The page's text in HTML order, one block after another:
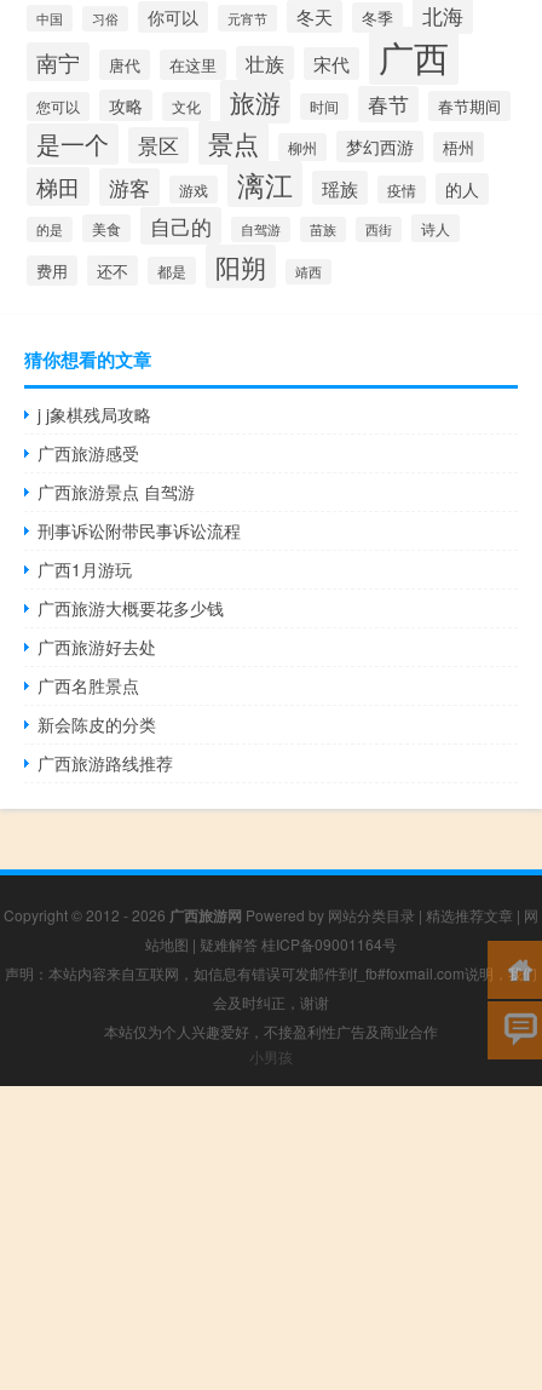
中国 习俗 你可以 元宵节 冬天 冬季 北海
南宁 唐代 在这里 壮族 宋代 广西
您可以 攻略 文化 旅游 时间 春节 春节期间
是一个 景区 景点 柳州 梦幻西游 梧州
梯田 游客 游戏 漓江 瑶族 疫情 的人
的是 美食 自己的 自驾游 苗族 西街 诗人
费用 还不 都是 阳朔 靖西
猜你想看的文章
j j象棋残局攻略
广西旅游感受
广西旅游景点 自驾游
刑事诉讼附带民事诉讼流程
广西1月游玩
广西旅游大概要花多少钱
广西旅游好去处
广西名胜景点
新会陈皮的分类
广西旅游路线推荐
Copyright © 2012 - 2026 广西旅游网 Powered by 网站分类目录 | 精选推荐文章 | 网
站地图 | 疑难解答 桂ICP备09001164号
声明：本站内容来自互联网，如信息有错误可发邮件到f_fb#foxmail.com说明，我们
会及时纠正，谢谢
本站仅为个人兴趣爱好，不接盈利性广告及商业合作
小男孩